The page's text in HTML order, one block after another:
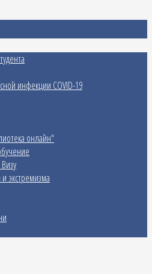
инфекции COVID-19
онлайн"
экстремизма